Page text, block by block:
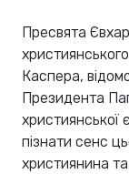
Пресвята
Каспера,
Президента
християнської
пізнати сенс
християнина